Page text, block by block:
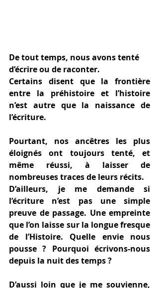
De tout temps, nous avons tenté
d’écrire ou de raconter.
Certains disent que la frontière
entre la préhistoire et l’histoire
n’est autre que la naissance de
l’écriture.
Pourtant, nos ancêtres les plus
éloignés ont toujours tenté, et
même réussi, à laisser de
nombreuses traces de leurs récits.
D’ailleurs, je me demande si
l’écriture n’est pas une simple
preuve de passage. Une empreinte
que l’on laisse sur la longue fresque
de l’Histoire. Quelle envie nous
pousse ? Pourquoi écrivons-nous
depuis la nuit des temps ?
D’aussi loin que je me souvienne,